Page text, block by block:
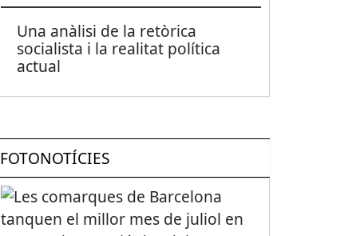
Una anàlisi de la retòrica
socialista i la realitat política
actual
FOTONOTÍCIES